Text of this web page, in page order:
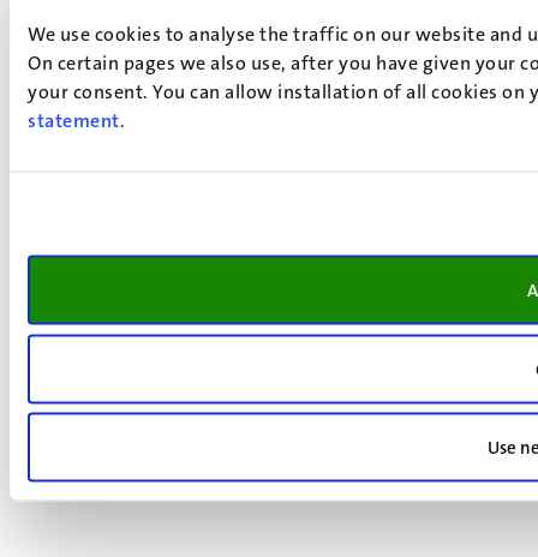
We use cookies to analyse the traffic on our website
On certain pages we also use, after you have given your
your consent. You can allow installation of all cookies
statement.
Use